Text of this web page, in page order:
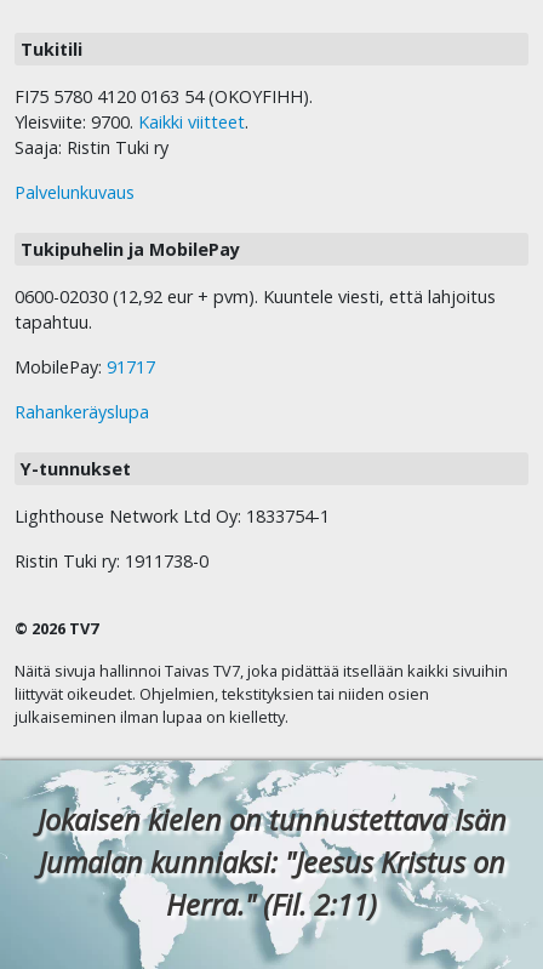
Tukitili
FI75 5780 4120 0163 54 (OKOYFIHH).
Yleisviite: 9700. Kaikki viitteet.
Saaja: Ristin Tuki ry
Palvelunkuvaus
Tukipuhelin ja MobilePay
0600-02030 (12,92 eur + pvm). Kuuntele viesti, että lahjoitus
tapahtuu.
MobilePay: 91717
Rahankeräyslupa
Y-tunnukset
Lighthouse Network Ltd Oy: 1833754-1
Ristin Tuki ry: 1911738-0
© 2026 TV7
Näitä sivuja hallinnoi Taivas TV7, joka pidättää itsellään kaikki sivuihin
liittyvät oikeudet. Ohjelmien, tekstityksien tai niiden osien
julkaiseminen ilman lupaa on kielletty.
Jokaisen kielen on tunnustettava Isän
Jumalan kunniaksi: "Jeesus Kristus on
Herra." (Fil. 2:11)